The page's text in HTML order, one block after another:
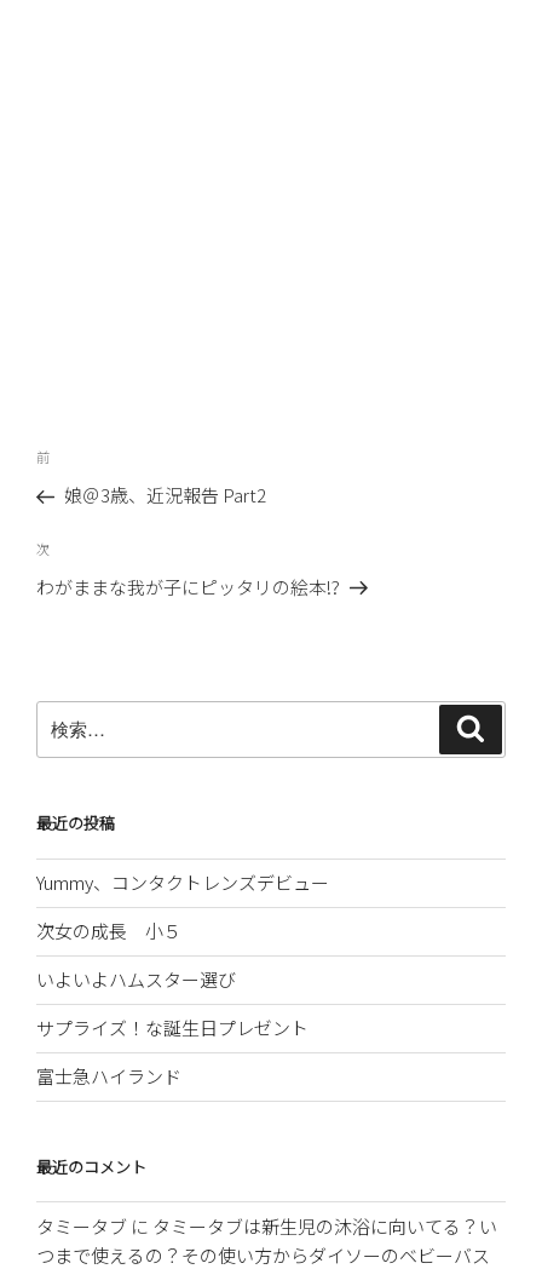
投
ナ
ビ
ゲ
ン
前
の
稿
前
娘＠3歳、近況報告 Part2
次
の
次
わがままな我が子にピッタリの絵本!?
索:
最近の投稿
Yummy、コンタクトレンズデビュー
次女の成長 小５
いよいよハムスター選び
サプライズ！な誕生日プレゼント
富士急ハイランド
最近のコメント
タミータブ に タミータブは新生児の沐浴に向いてる？い
つまで使えるの？その使い方からダイソーのベビーバス